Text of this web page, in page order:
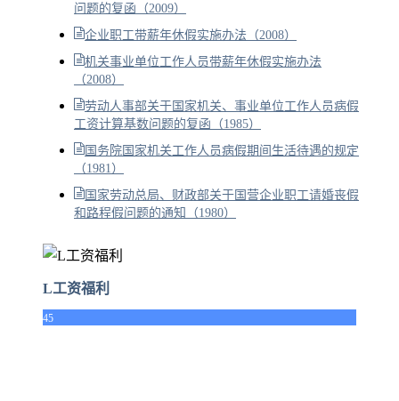
问题的复函（2009）
企业职工带薪年休假实施办法（2008）
机关事业单位工作人员带薪年休假实施办法
（2008）
劳动人事部关于国家机关、事业单位工作人员病假
工资计算基数问题的复函（1985）
国务院国家机关工作人员病假期间生活待遇的规定
（1981）
国家劳动总局、财政部关于国营企业职工请婚丧假
和路程假问题的通知（1980）
L工资福利
45